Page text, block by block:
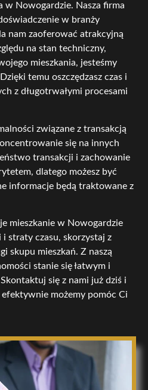
w Nowogardzie. Nasza firma
w branży
nam zaoferować atrakcyjną
na stan techniczny,
mieszkania, jesteśmy
temu oszczędzasz czas i
z długotrwałymi procesami
związane z transakcją
się na innych
transakcji i zachowanie
dlatego możesz być
informacje będą traktowane z
mieszkanie w Nowogardzie
straty czasu, skorzystaj z
skupu mieszkań. Z naszą
stanie się łatwym i
się z nami już dziś i
możemy pomóc Ci